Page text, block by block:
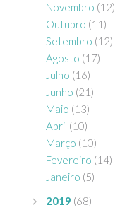
Novembro (12)
Outubro (11)
Setembro (12)
Agosto (17)
Julho (16)
Junho (21)
Maio (13)
Abril (10)
Março (10)
Fevereiro (14)
Janeiro (5)
2019 (68)